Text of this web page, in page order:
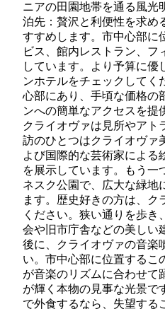
ニアの田園地帯を通る風光
泊先：贅沢と利便性を求め
すすめします。市中心部に
ビス、館内レストラン、フ
しています。より予算に優
ンホテルをチェックしてく
心部にあり、手頃な価格の
ンへの簡単なアクセスを提
クライオヴァは見所やアト
訪のひとつはクライオヴァ
よび国際的な芸術家による
を展示しています。もう一
ネスク公園で、広大な緑地
ます。歴史好きの方は、ク
ください。狭い通りを歩き
会や旧市庁舎などの美しい
後に、クライオヴァの音楽
い。市中心部に位置するこ
が音楽のリズムに合わせて
が輝く本物の見事な光景で
で外食するなら、失望する